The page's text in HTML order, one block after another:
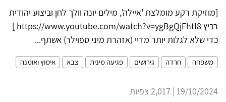
[מוזיקת רקע מומלצת 'איילה', מילים יונה וולך לחן וביצוע יהודית
רביץ https://www.youtube.com/watch?v=ygBgQjFhtI8 ]
כדי שלא לגלות יותר מדיי (אזהרת מיני ספוילר) אשתף...
משפחה חרדה גירושים פגיעה מינית צבא אימוץ ואומנה
19/10/2024 | 2,017 צפיות